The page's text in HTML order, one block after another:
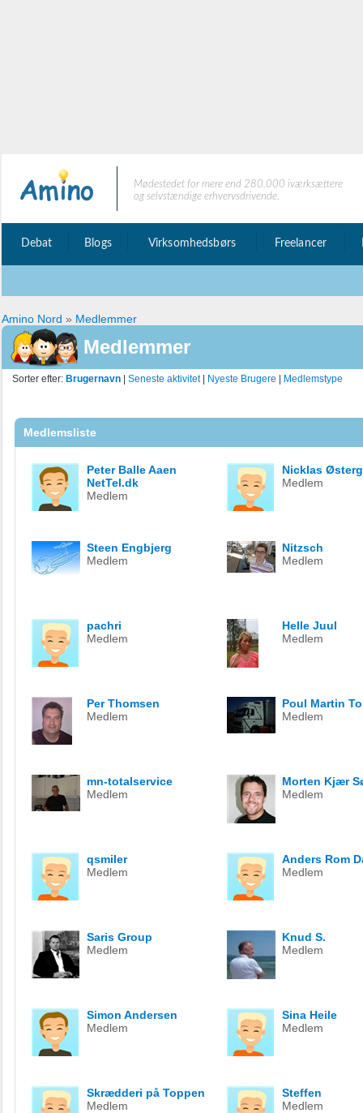
Mødestedet for mere end 280.000 iværksættere
og selvstændige erhvervsdrivende.
Debat Blogs Virksomhedsbørs Freelancer
Amino Nord » Medlemmer
Medlemmer
Sorter efter: Brugernavn Seneste aktivitet| Nyeste Brugere Medlemstype
Medlemsliste
Peter Balle Aaen
NetTel.dk
Medlem
Nicklas
Medlem
Steen Engbjerg
Medlem
Nitzsch
Medlem
pachri
Medlem
Helle Juul
Medlem
Per Thomsen
Medlem
Poul Martin
Medlem
mn-totalservice
Medlem
Morten Kjær
Medlem
qsmiler
Medlem
Anders Rom
Medlem
Saris Group
Medlem
Knud S.
Medlem
Simon Andersen
Medlem
Sina Heile
Medlem
Skrædderi på Toppen
Medlem
Steffen
Medlem